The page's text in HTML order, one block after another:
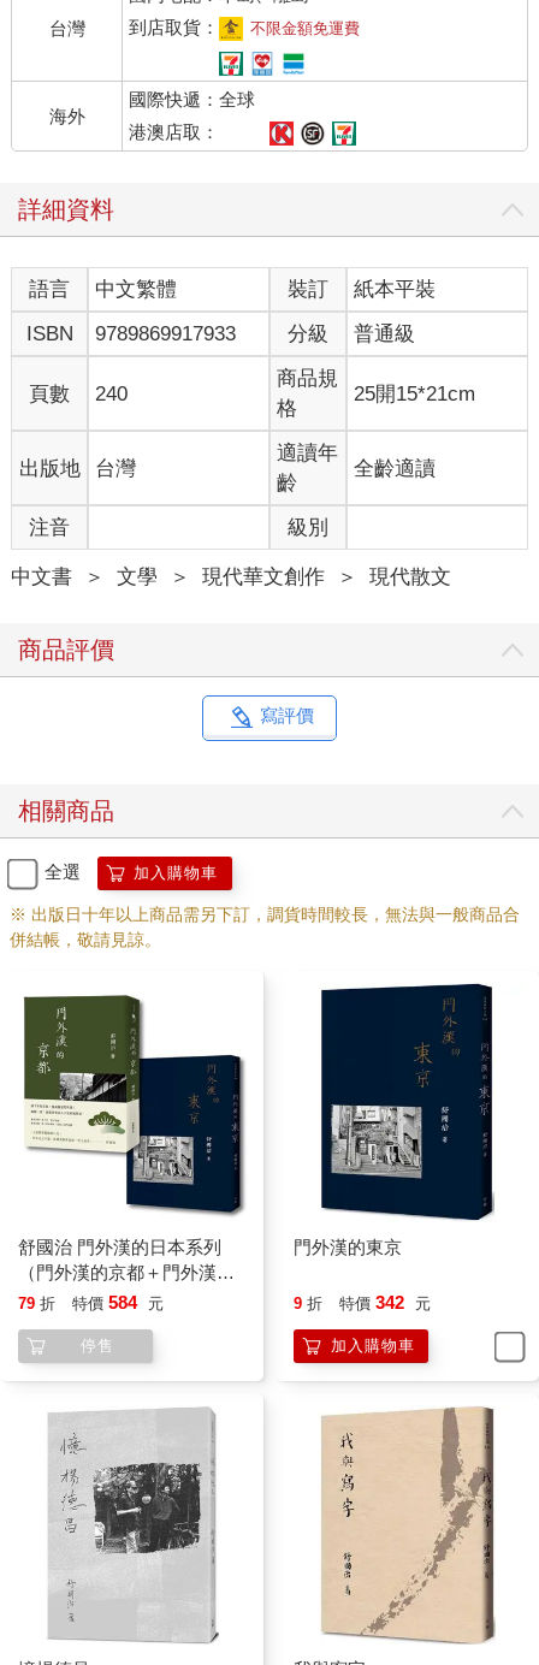
多少的小小空間完全被籠鎖的灰暗摸索而行幾小時後，人的思緒
被沖滌得空然單淨。幾十分鐘後，雨停了，發現自己竟身處蒙塔
拿龐然大山之中，那份壯闊雄奇，與各處山棱後透來的黃澄澄光
芒，令你心搖神奪，令你覺得應該找點什麼來喟歎它。這種景
光，我突然有衝動想要對著遠山抽一根煙。那年，我已戒了好一
陣子煙了。
八百里後，或是十二天後，往往到了另一片截然不同的境地。距
離，或是時間，都能把你帶到那裡。景也變成風化地台了，植物
也粗澀了，甚至公路上被碾死的動物也不同了。
空荒與奇景，來了又走了。只是無休無盡的過眼而已。過多的空
荒挾帶著偶一的奇景，是為公路長途的恆有韻律，亦譬似人生萬
事的一徑史實。當停止下來，回頭看去，空空莽莽，惟有留下里
程表上累積的幾千里幾萬里。
西行，每天總有一段時光，眼睛必須直對夕陽，教人難耐。然日
薄崦嵫的公路及山野，又最令人有一股不可言說之「西部的呼
喚」。此刻的光暈及氣溫教人癱軟，慫恿人想要回家，雖然我沒
有家。我想找一個城鎮去進入。這個城鎮最好自山崗上已能俯見
它的燈火。
的角落竟是一個老制的橡木booth（卡座）。如果桌上裝餐紙的鐵
盒是Art Deco線條、鍍銀、又抓起來沉甸甸的，咖啡杯是粉色或
去。即使吃的也必只是那些重複的漢堡、咖啡、hash brown（碎
炒馬鈴薯）、omelette（烘蛋）、chicken soup（雞絲與麵條燉
夏夜很美，餐館外停的車一部部開走，大夥終歸是要往回家的路
上而去。而我正在思索今夜宿於何處。
我打算睡在這小鎮的自己車上。睡車，或為省下十六或十八元的
住店錢，或為了不甘願將剛剛興動的一天路途感觸就這麼受到
motel白色床單的貿然蒙蔽，或為了小鎮小村的隨處靠泊及漫漫良
夜的隨興徜徉的那份悠閒自在，都可能。
睡車，最好是挑選居民停好車後鑰匙並不拔出的那種小鎮，像佛
芒州的Woodstock。而不是挑選蒙塔拿州的Butte那種downtown像
是充滿能單手捲紙煙的昔日漢子的城市。南方有些禁酒小鎮如阿
拉巴馬州的Scottsboro看來也很適合睡車，只是人睡到一半，突
然音樂聲呐喊聲大作，並且強光四射，原來是週六夜青少年正在
「游車河」（cruising）。
夜晚，有時提供一種極其簡約、空寂的開車氛圍，車燈投射所
及，是為公路，其餘兩旁皆成為想像，你永遠不確知它是什麼。
這種氛圍持續一陣子後，人的心思有一種清澈，如同整個大地皆
開放給你，開放給無邊際的遐思。有些毫不相干的人生往事或是
野。當清晨五點進入吐桑（Tucson, Arizona）或聖塔非（Santa
Fe, New Mexico）這樣的高原古城，空蕩蕩的，如同你是亙古第
一個來到這城的人，這是非常奇妙的感覺。
千山萬嶺驅車，當要風塵僕僕抵達一地，這一地，最好不是大
城，像紐約。紐約太像終點。你進入紐約，像是之後不該再去哪
裡；倘若還要登程，那麼在MacDougal街或Bleecker街的咖啡店
我會坐不住，只想買一杯Dunkin Donuts的紙杯咖啡帶走。
小鎮小村，方是美國的本色。小鎮小村也正好是汽車緩緩穿巡、
悄然輕聲走過、粗看一眼的最佳尺寸。通往法院廣場
（courthouse square）的鎮上主街，不管它原本就叫Main
台灣
到店取貨：
不限金額免運費
海外
國際快遞：全球
港澳店取：
詳細資料
語言 中文繁體 裝訂
紙本平裝
ISBN
9789869917933 分級 普通級
頁數 240
商品規
格
25開15*21cm
出版地 台灣
適讀年
齡
全齡適讀
注音 級別
中文書 ＞ 文學 ＞ 現代華文創作 ＞ 現代散文
商品評價
寫評價
相關商品
全選 加入購物車
※ 出版日十年以上商品需另下訂，調貨時間較長，無法與一般商品合
併結帳，敬請見諒。
舒國治 門外漢的日本系列
（門外漢的京都＋門外漢的
東京）
79 折 特價 584 元
停售
門外漢的東京
9 折 特價 342 元
加入購物車